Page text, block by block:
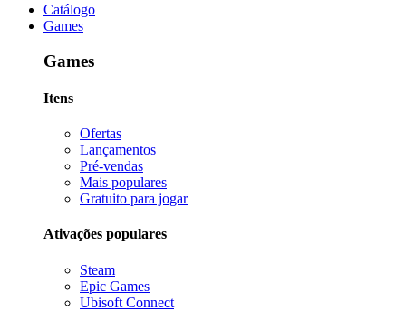
Catálogo
Games
Games
Itens
Ofertas
Lançamentos
Pré-vendas
Mais populares
Gratuito para jogar
Ativações populares
Steam
Epic Games
Ubisoft Connect